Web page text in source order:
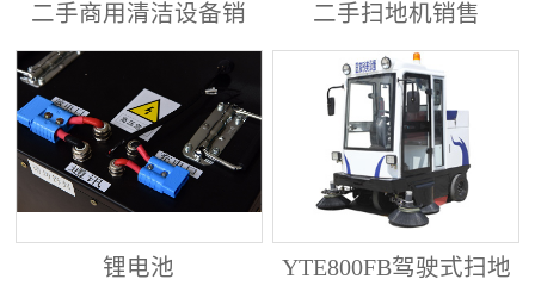
二手商用清洁设备销
二手扫地机销售
锂电池
YTE800FB驾驶式扫地